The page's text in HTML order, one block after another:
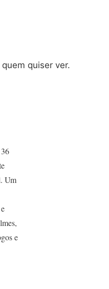
quiser ver.
Um
e